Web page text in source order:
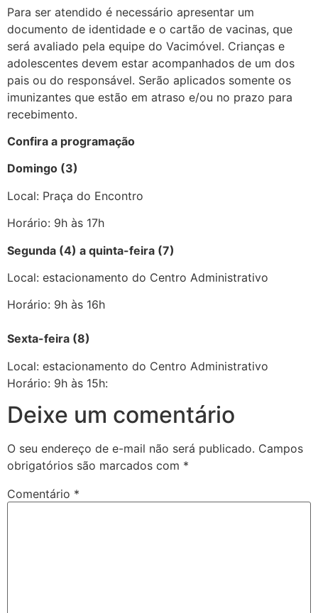
Para ser atendido é necessário apresentar um
documento de identidade e o cartão de vacinas, que
será avaliado pela equipe do Vacimóvel. Crianças e
adolescentes devem estar acompanhados de um dos
pais ou do responsável. Serão aplicados somente os
imunizantes que estão em atraso e/ou no prazo para
recebimento.
Confira a programação
Domingo (3)
Local: Praça do Encontro
Horário: 9h às 17h
Segunda (4) a quinta-feira (7)
Local: estacionamento do Centro Administrativo
Horário: 9h às 16h
Sexta-feira (8)
Local: estacionamento do Centro Administrativo
Horário: 9h às 15h:
Deixe um comentário
O seu endereço de e-mail não será publicado. Campos
obrigatórios são marcados com *
Comentário *